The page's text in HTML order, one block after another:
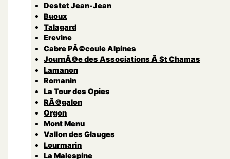
Destet Jean-Jean
Buoux
Talagard
Erevine
Cabre PÃ©coule Alpines
JournÃ©e des Associations Ã St Chamas
Lamanon
Romanin
La Tour des Opies
RÃ©galon
Orgon
Mont Menu
Vallon des Glauges
Lourmarin
La Malespine